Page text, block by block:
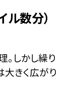
ル数分）
。しかし繰り
きく広がり